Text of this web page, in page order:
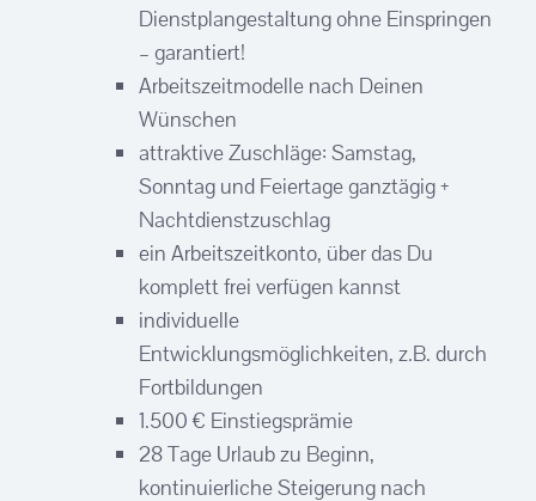
Dienstplangestaltung ohne Einspringen
– garantiert!
Arbeitszeitmodelle nach Deinen
Wünschen
attraktive Zuschläge: Samstag,
Sonntag und Feiertage ganztägig +
Nachtdienstzuschlag
ein Arbeitszeitkonto, über das Du
komplett frei verfügen kannst
individuelle
Entwicklungsmöglichkeiten, z.B. durch
Fortbildungen
1.500 € Einstiegsprämie
28 Tage Urlaub zu Beginn,
kontinuierliche Steigerung nach